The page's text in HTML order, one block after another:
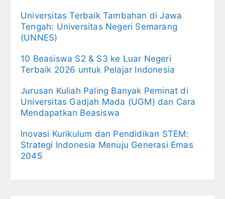
Universitas Terbaik Tambahan di Jawa
Tengah: Universitas Negeri Semarang
(UNNES)
10 Beasiswa S2 & S3 ke Luar Negeri
Terbaik 2026 untuk Pelajar Indonesia
Jurusan Kuliah Paling Banyak Peminat di
Universitas Gadjah Mada (UGM) dan Cara
Mendapatkan Beasiswa
Inovasi Kurikulum dan Pendidikan STEM:
Strategi Indonesia Menuju Generasi Emas
2045